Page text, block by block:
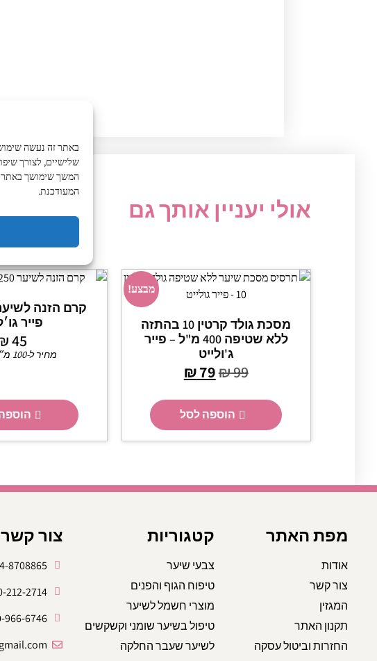
שלישיים, לצורך
המשך שימושך באתר
המעודכנת.
אולי יעניין אותך גם
מבצע!
מסכת גולד קרטין 10 בהתזה
ללא שטיפה 400 מ"ל – פייר
ג'ולייט
₪99
₪79
הוספה לסל
פייר
45
מחיר ל-100 מ״ל:
מפת האתר
אודות
צור קשר
המגזין
תקנון האתר
החזרות וביטול עסקה
קטגוריות
צבעי שיער
טיפוח הגוף והפנים
מוצרי חשמל לשיער
טיפול בשיער שומני וקשקשים
לשיער שעבר החלקה
צור קשר
8708865
212-2714
966-6746